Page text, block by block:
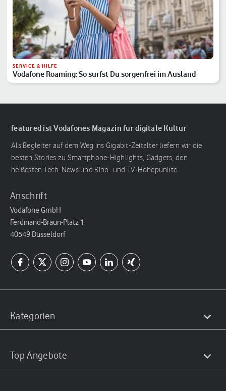
SERVICE & HILFE
Vodafone Roaming: So surfst Du sorgenfrei im Ausland
featured ist Vodafones Magazin für digitale Kultur
Als Begleiter auf dem Weg ins Gigabit-Zeitalter liefern wir die
besten Stories zu Smartphone-Highlights, Gadgets, den
heißesten Tech-News und Kino- und TV-Höhepunkte.
Anschrift
Vodafone GmbH
Ferdinand-Braun-Platz 1
40549 Düsseldorf
Kategorien
Top Angebote